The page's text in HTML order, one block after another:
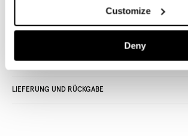
Customize
Deny
ARTIKEL DETAILS
LIEFERUNG UND RÜCKGABE